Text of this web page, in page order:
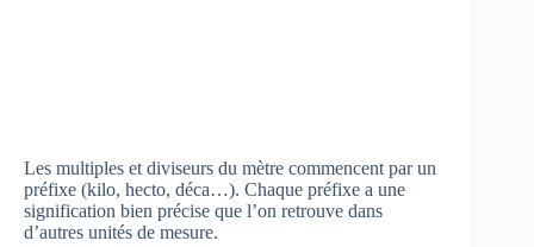
Les multiples et diviseurs du mètre commencent par un
préfixe (kilo, hecto, déca…). Chaque préfixe a une
signification bien précise que l’on retrouve dans
d’autres unités de mesure.